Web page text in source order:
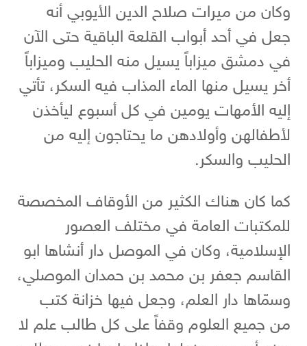
وكان من ميرات صلاح الدين الأيوبي أنه
جعل في أحد أبواب القلعة الباقية حتى الآن
في دمشق ميزاباً يسيل منه الحليب وميزاباً
أخر يسيل منها الماء المذاب فيه السكر، تأتي
إليه الأمهات يومين في كل أسبوع ليأخذن
لأطفالهن وأولادهن ما يحتاجون إليه من
الحليب والسكر.
كما كان هناك الكثير من الأوقاف المخصصة
للمكتبات العامة في مختلف العصور
الإسلامية، وكان في الموصل دار أنشاها ابو
القاسم جعفر بن محمد بن حمدان الموصلي،
وسمّاها دار العلم، وجعل فيها خزانة كتب
من جميع العلوم وقفاً على كل طالب علم لا